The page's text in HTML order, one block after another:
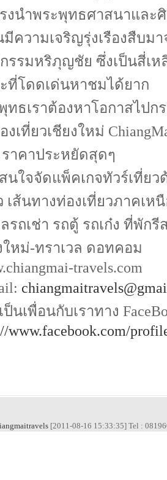
งนำพระพุทธศาสนาแล
ความเจริญรุ่งเรืองสืบม
รรมหริภุญชัย ซึ่งเป็นสี่เห
ที่โดดเด่นหาชมได้ยาก
ทธเราต้องหาโอกาสไปก
งเที่ยวเชียงใหม่
าคาประหยัดสุดๆ
นใจจัดแพ็คเกจทัวร์เที่ย
เส้นทางท่องเที่ยวภาคเห
รถเช่า รถตู้ รถเก๋ง ที่พัก
ใหม่-ทราเวล ดอทคอม
travels.com
ป็นเพื่อนกับเราทาง
www.facebook.com/
[2011-08-16 15:33:35] Tel :